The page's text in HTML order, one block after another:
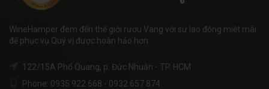
WineHamper đem đến thế giới rượu Vang với sự lao động miệt mài
để phục vụ Quý vị được hoàn hảo hơn
122/15A Phổ Quang, p. Đức Nhuận - TP. HCM
Phone: 0935 922 668 - 0932 657 874